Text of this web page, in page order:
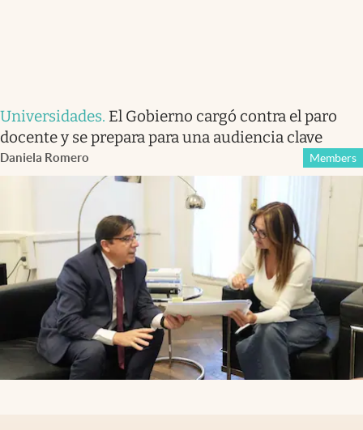
Universidades. El Gobierno cargó contra el paro
docente y se prepara para una audiencia clave
Daniela Romero Members